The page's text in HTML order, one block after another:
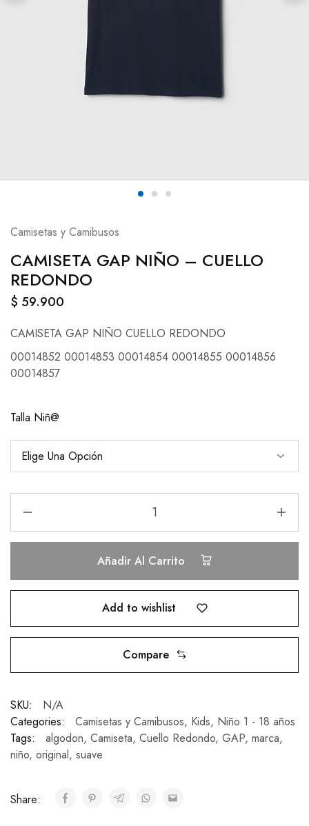
Camisetas y Camibusos
CAMISETA GAP NIÑO – CUELLO
REDONDO
$ 59.900
CAMISETA GAP NIÑO CUELLO REDONDO
00014852 00014853 00014854 00014855 00014856
00014857
Talla Niñ@
Añadir Al Carrito
Add to wishlist
Compare
SKU:
N/A
Categories:
Camisetas y Camibusos, Kids, Niño 1 - 18 años
Tags:
algodon, Camiseta, Cuello Redondo, GAP, marca,
niño, original, suave
Share: